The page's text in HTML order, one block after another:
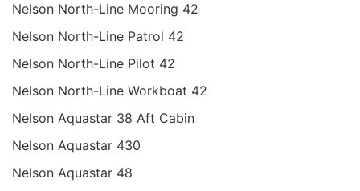
Nelson North-Line Mooring 42
Nelson North-Line Patrol 42
Nelson North-Line Pilot 42
Nelson North-Line Workboat 42
Nelson Aquastar 38 Aft Cabin
Nelson Aquastar 430
Nelson Aquastar 48